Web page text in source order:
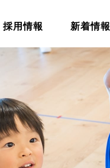
採用情報 新着情報